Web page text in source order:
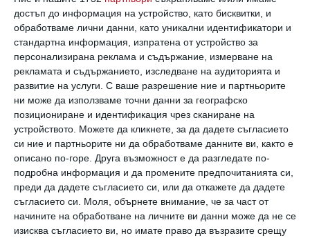
достъп до информация на устройство, като бисквитки, и
обработваме лични данни, като уникални идентификатори и
стандартна информация, изпратена от устройство за
персонализирана реклама и съдържание, измерване на
рекламата и съдържанието, изследване на аудиторията и
развитие на услуги. С ваше разрешение ние и партньорите
ни може да използваме точни данни за географско
позициониране и идентификация чрез сканиране на
устройството. Можете да кликнете, за да дадете съгласието
си ние и партньорите ни да обработваме данните ви, както е
описано по-горе. Друга възможност е да разгледате по-
подробна информация и да промените предпочитанията си,
преди да дадете съгласието си, или да откажете да дадете
съгласието си. Моля, обърнете внимание, че за част от
начините на обработване на личните ви данни може да не се
изисква съгласието ви, но имате право да възразите срещу
Виж всички коментари
Най нови
Заедно
Да видиш красивото и хубавото
07 август 2026 г.